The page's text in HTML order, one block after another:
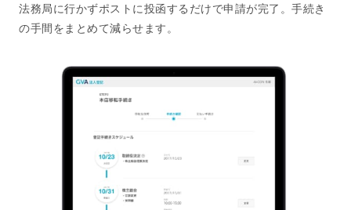
法務局に行かずポストに投函するだけで申請が完了。手続き
の手間をまとめて減らせます。